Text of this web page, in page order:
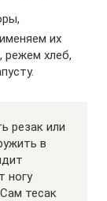
их
режем хлеб,
резак или
в
ногу
тесак